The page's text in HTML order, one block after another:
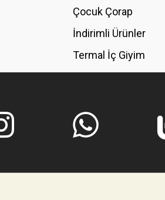
Çocuk Çorap
İndirimli Ürünler
Termal İç Giyim